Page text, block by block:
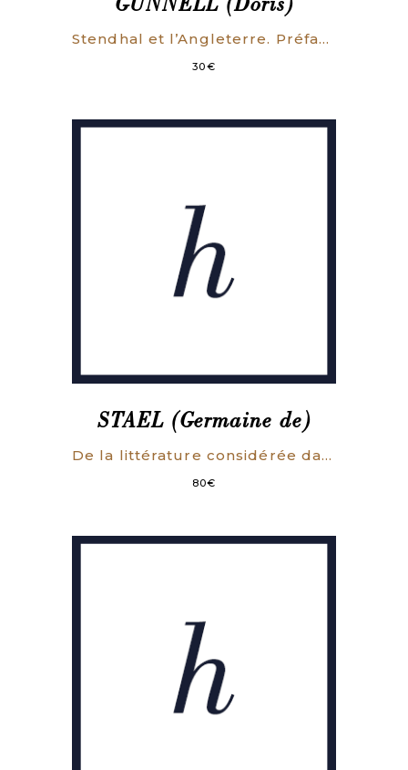
GUNNELL (Doris)
Stendhal et l’Angleterre. Préface de Ad. Paupe.
30€
STAEL (Germaine de)
De la littérature considérée dans ses rapports avec les institutions sociales, suivi de L’influence des passions sur le bonheur des individus et des nations.
80€